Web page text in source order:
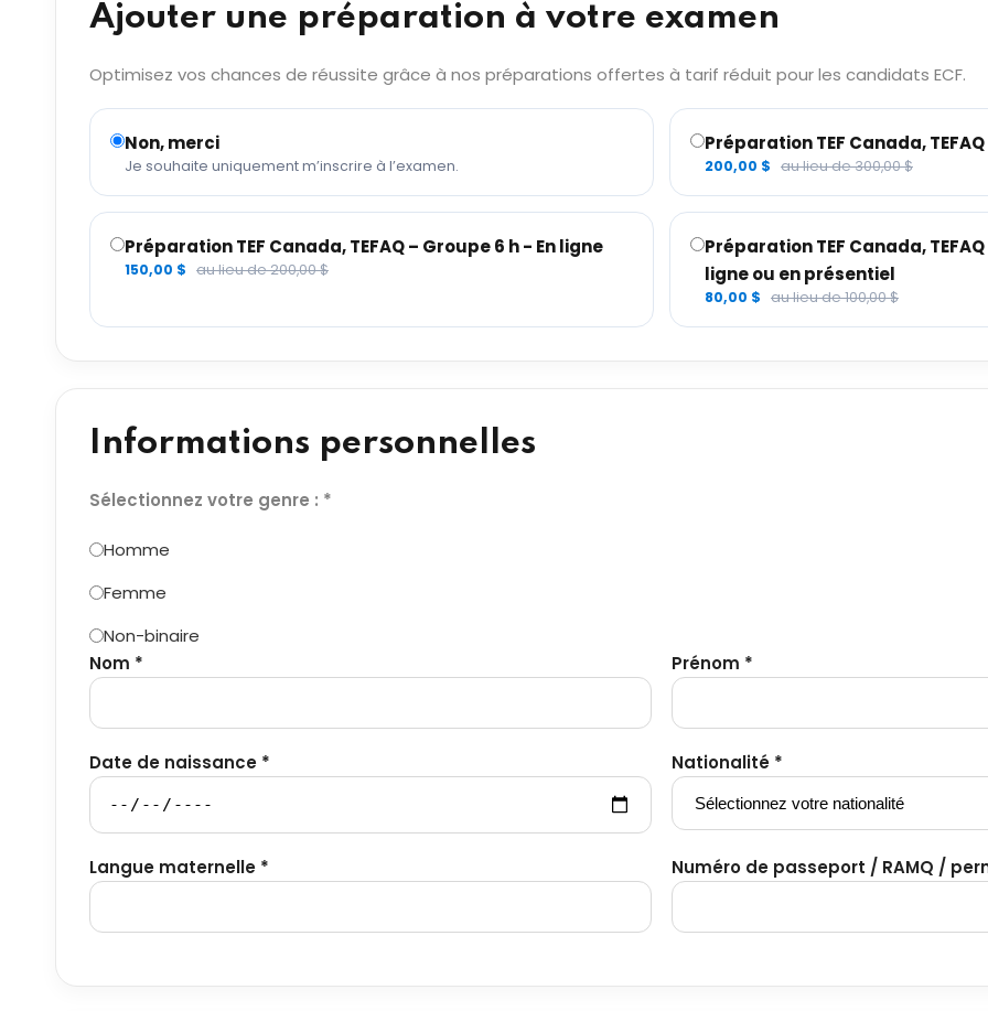
Ajouter une préparation à votre examen
Optimisez vos chances de réussite grâce à nos préparations offertes à tarif réduit pour les candidats ECF.
Non, merci
Je souhaite uniquement m’inscrire à l’examen.
Préparation TEF Canada,
200,00 $ au lieu de 300,00 $
Préparation TEF Canada, TEFAQ – Groupe 6 h - En ligne
150,00 $ au lieu de 200,00 $
Préparation TEF Canada,
ligne ou en présentiel
80,00 $ au lieu de 100,00 $
Informations personnelles
Sélectionnez votre genre : *
Homme
Femme
Non-binaire
Nom *
Prénom *
Date de naissance * Nationalité *
Langue maternelle * Numéro de passeport / RAMQ /